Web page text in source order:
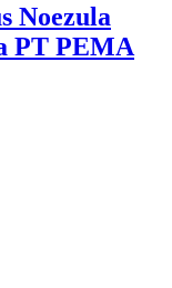
Noezula
PT PEMA